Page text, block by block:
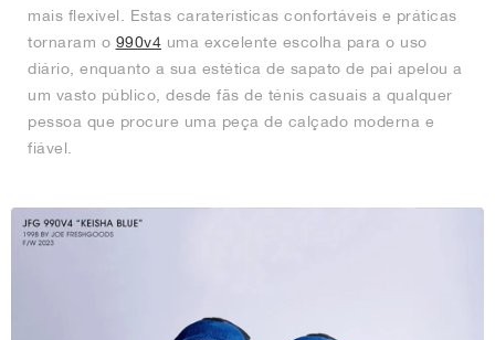
mais flexível. Estas caraterísticas confortáveis e práticas
tornaram o 990v4 uma excelente escolha para o uso
diário, enquanto a sua estética de sapato de pai apelou a
um vasto público, desde fãs de ténis casuais a qualquer
pessoa que procure uma peça de calçado moderna e
fiável.